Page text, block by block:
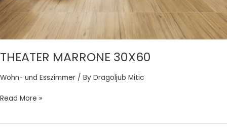
THEATER MARRONE 30X60
Wohn- und Esszimmer / By Dragoljub Mitic
Read More »